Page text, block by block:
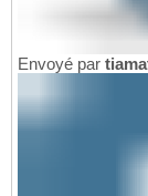
Envoyé par